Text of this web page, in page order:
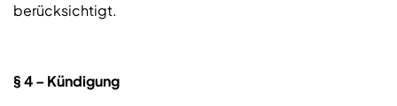
berücksichtigt.
§ 4 – Kündigung